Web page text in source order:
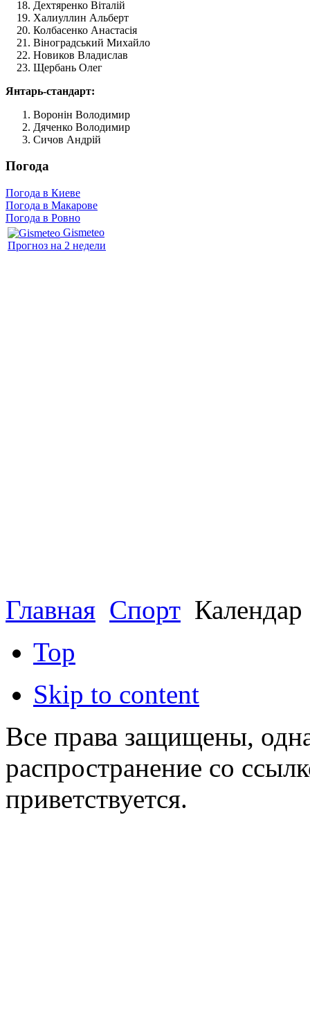
Дехтяренко Віталій
Халиуллин Альберт
Колбасенко Анастасія
Віноградський Михайло
Новиков Владислав
Щербань Олег
Янтарь-стандарт:
Воронін Володимир
Дяченко Володимир
Сичов Андрій
Погода
Погода в Киеве
Погода в Макарове
Погода в Ровно
Gismeteo
Прогноз на 2 недели
Главная Спорт Календар
Top
Skip to content
Все права защищены,
распространение со
приветствуется.